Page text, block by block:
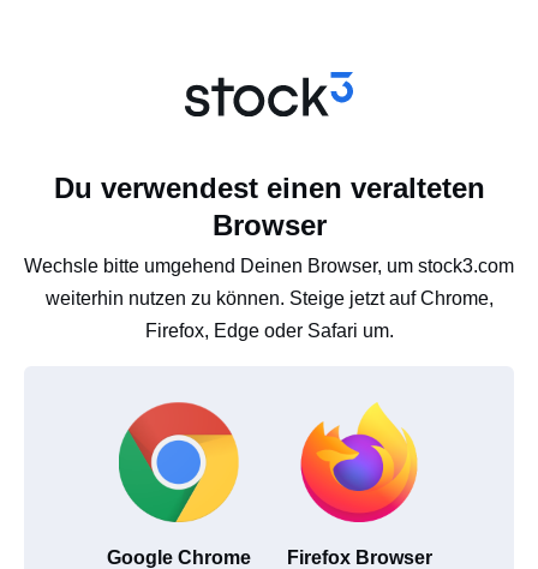
Du verwendest einen veralteten
Browser
Wechsle bitte umgehend Deinen Browser, um stock3.com
weiterhin nutzen zu können. Steige jetzt auf Chrome,
Firefox, Edge oder Safari um.
Google Chrome Firefox Browser